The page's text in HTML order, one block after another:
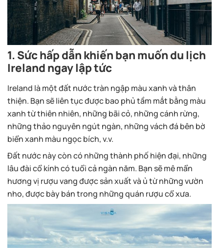
1. Sức hấp dẫn khiến bạn muốn du lịch
Ireland ngay lập tức
Ireland là một đất nước tràn ngập màu xanh và thân
thiện. Bạn sẽ liên tục được bao phủ tầm mắt bằng màu
xanh từ thiên nhiên, những bãi cỏ, những cánh rừng,
những thảo nguyên ngút ngàn, những vách đá bên bờ
biển xanh màu ngọc bích, v.v.
Đất nước này còn có những thành phố hiện đại, những
lâu đài cổ kính có tuổi cả ngàn năm. Bạn sẽ mê mẩn
hương vị rượu vang được sản xuất và ủ từ những vườn
nho, được bày bán trong những quán rượu cổ xưa.